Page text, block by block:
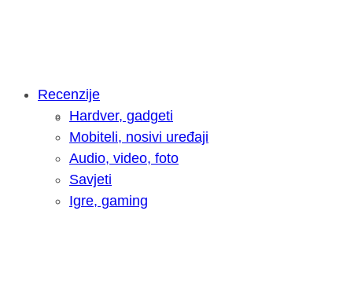
Intervju: Goran Jović, fotograf -
Recenzije
Hardver, gadgeti
Mobiteli, nosivi uređaji
Audio, video, foto
Savjeti
Igre, gaming